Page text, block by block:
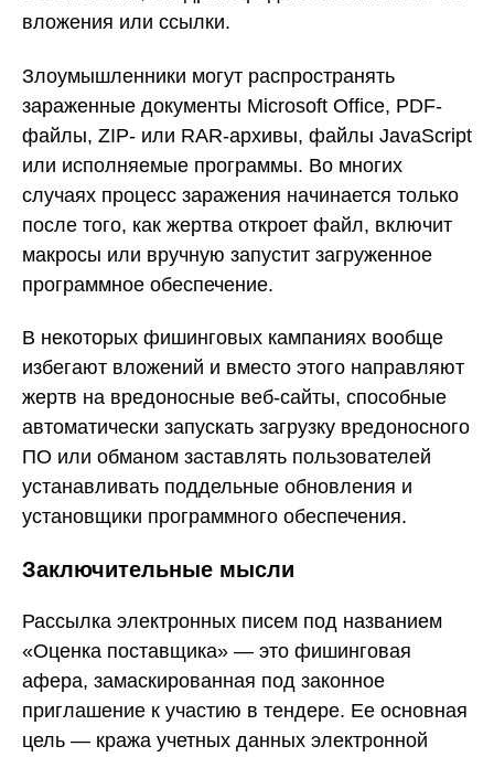
вложения или ссылки.
Злоумышленники могут распространять
зараженные документы Microsoft Office, PDF-
файлы, ZIP- или RAR-архивы, файлы JavaScript
или исполняемые программы. Во многих
случаях процесс заражения начинается только
после того, как жертва откроет файл, включит
макросы или вручную запустит загруженное
программное обеспечение.
В некоторых фишинговых кампаниях вообще
избегают вложений и вместо этого направляют
жертв на вредоносные веб-сайты, способные
автоматически запускать загрузку вредоносного
ПО или обманом заставлять пользователей
устанавливать поддельные обновления и
установщики программного обеспечения.
Заключительные мысли
Рассылка электронных писем под названием
«Оценка поставщика» — это фишинговая
афера, замаскированная под законное
приглашение к участию в тендере. Ее основная
цель — кража учетных данных электронной